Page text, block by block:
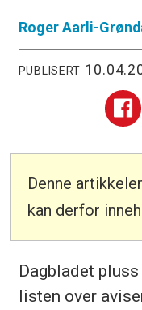
Roger Aarli-
PUBLISERT
Denne
kan derfor
Dagbladet
listen over